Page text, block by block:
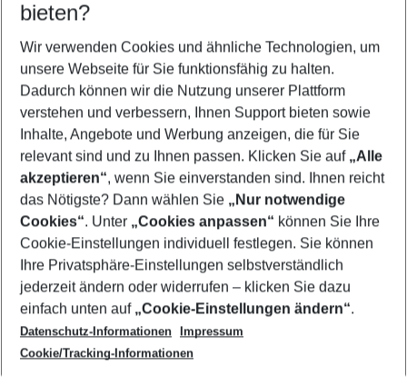
2 Erwachsene Keine Kinder
Mehr Filter anzeigen
Footer
Footer navigation
Über uns
AGB
Cookie-Einstellungen ändern
Cookie-Richtlinie
Datenschutz
Service & Hilfe
Barrierefreies Reisen
Check-in
Folgen Sie uns
bieten?
Wir verwenden Cookies und ähnliche Technologien, um
unsere Webseite für Sie funktionsfähig zu halten.
Dadurch können wir die Nutzung unserer Plattform
verstehen und verbessern, Ihnen Support bieten sowie
Inhalte, Angebote und Werbung anzeigen, die für Sie
relevant sind und zu Ihnen passen. Klicken Sie auf „Alle
akzeptieren“, wenn Sie einverstanden sind. Ihnen reicht
das Nötigste? Dann wählen Sie „Nur notwendige
Cookies“. Unter „Cookies anpassen“ können Sie Ihre
Cookie-Einstellungen individuell festlegen. Sie können
Ihre Privatsphäre-Einstellungen selbstverständlich
jederzeit ändern oder widerrufen – klicken Sie dazu
einfach unten auf „Cookie-Einstellungen ändern“.
Datenschutz-Informationen
Impressum
Cookie/Tracking-Informationen